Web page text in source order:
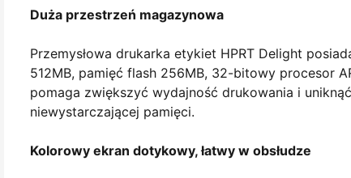
Duża przestrzeń magazynowa
Przemysłowa drukarka etykiet HPRT Delight
512MB, pamięć flash 256MB, 32-bitowy procesor
pomaga zwiększyć wydajność drukowania i
niewystarczającej pamięci.
Kolorowy ekran dotykowy, łatwy w obsłudze